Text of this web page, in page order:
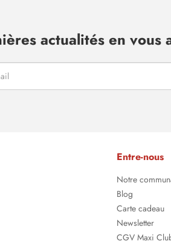
actualités en vous
Entre-nous
Notre
Blog
Carte cadeau
Newsletter
CGV Maxi